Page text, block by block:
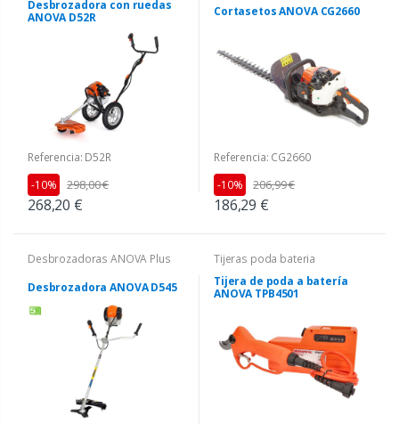
Desbrozadora con ruedas
ANOVA D52R
Referencia: D52R
268,20 €
-10% 298,00 €
Cortasetos ANOVA CG2660
Referencia: CG2660
186,29 €
-10% 206,99 €
Desbrozadoras ANOVA Plus
Desbrozadora ANOVA D545
Tijeras poda bateria
Tijera de poda a batería
ANOVA TPB4501